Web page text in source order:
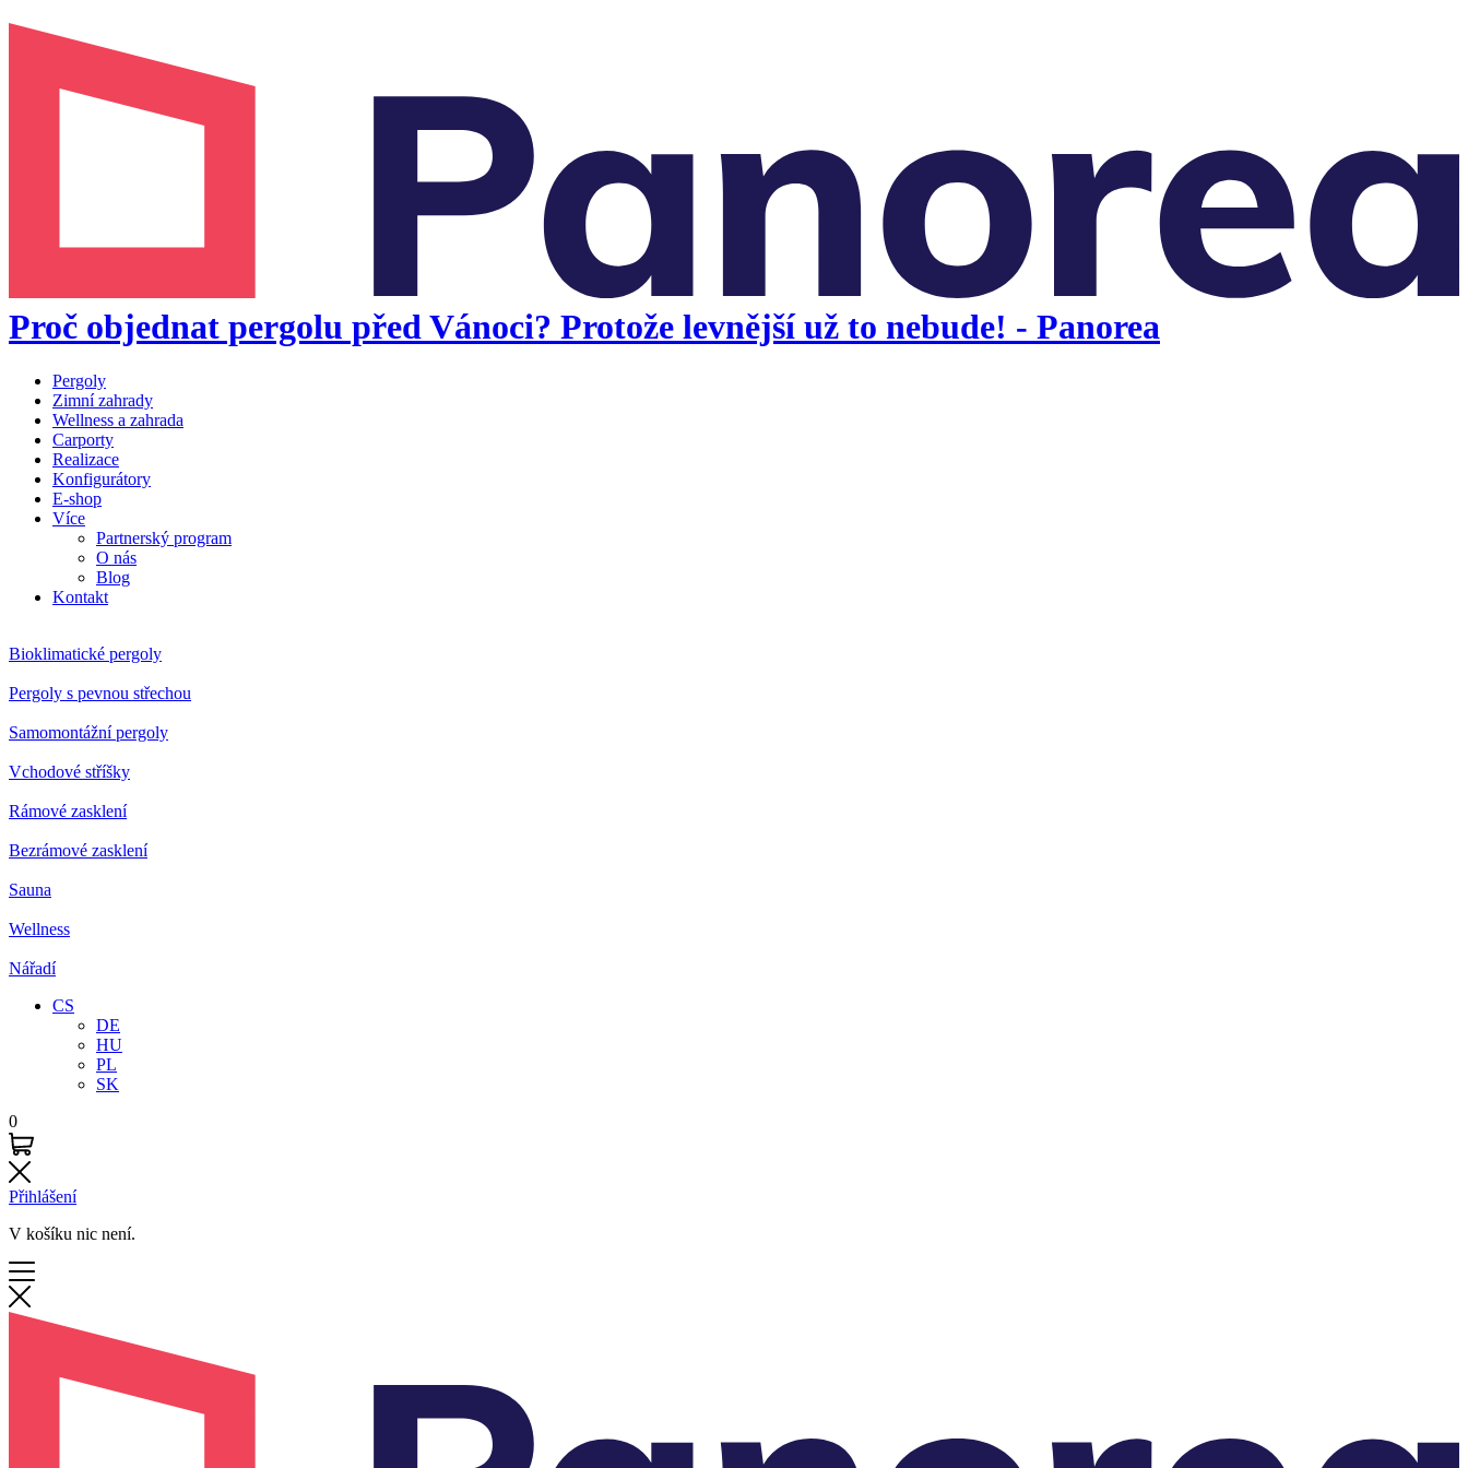
Proč objednat pergolu před Vánoci? Protože levnější už to nebude! - Panorea
Pergoly
Zimní zahrady
Wellness a zahrada
Carporty
Realizace
Konfigurátory
E-shop
Více
Partnerský program
O nás
Blog
Kontakt
Bioklimatické pergoly
Pergoly s pevnou střechou
Samomontážní pergoly
Vchodové stříšky
Rámové zasklení
Bezrámové zasklení
Sauna
Wellness
Nářadí
CS
DE
HU
PL
SK
0
Přihlášení
V košíku nic není.